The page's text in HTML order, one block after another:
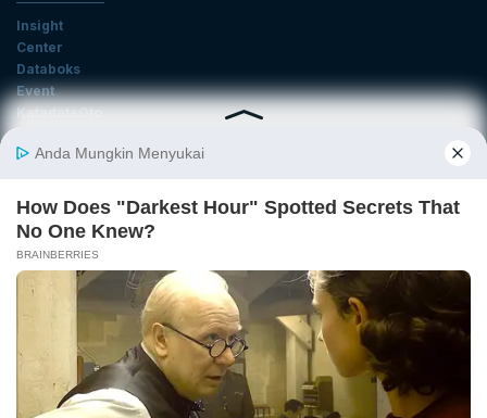
Insight
Center
Databoks
Event
KatadataOto
Email
Daftar
Tentang Katadata Advertising Karier
Pedoman Media Siber
Kebijakan Privasi
Disclaimer
Hubungi Kami
©2026 Katadata. Hak cipta dilindungi Undang-undang.